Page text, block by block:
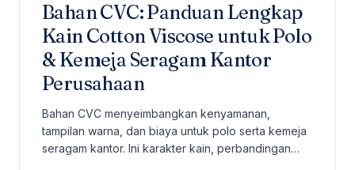
Bahan CVC: Panduan Lengkap
Kain Cotton Viscose untuk Polo
& Kemeja Seragam Kantor
Perusahaan
Bahan CVC menyeimbangkan kenyamanan,
tampilan warna, dan biaya untuk polo serta kemeja
seragam kantor. Ini karakter kain, perbandingan